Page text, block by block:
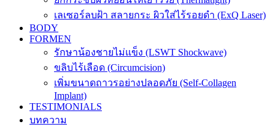
เลเซอร์ลบฝ้า สลายกระ ผิวใส่ไร้รอยดำ (ExQ Laser)
BODY
FORMEN
รักษาน้องชายไม่แข็ง (LSWT Shockwave)
ขลิบไร้เลือด (Circumcision)
เพิ่มขนาดถาวรอย่างปลอดภัย (Self-Collagen
Implant)
TESTIMONIALS
บทความ